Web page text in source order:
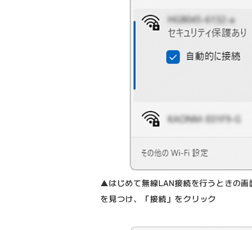
▲はじめて無線LAN接続を行うときの
を見つけ、「接続」をクリック